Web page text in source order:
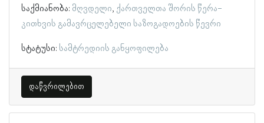
საქმიანობა: მღვდელი ქართველთა შორის წერა-
კითხვის გამავრცელებელი საზოგადოების წევრი
სტატუსი: სამტრედიის განყოფილება
დაწვრილებით